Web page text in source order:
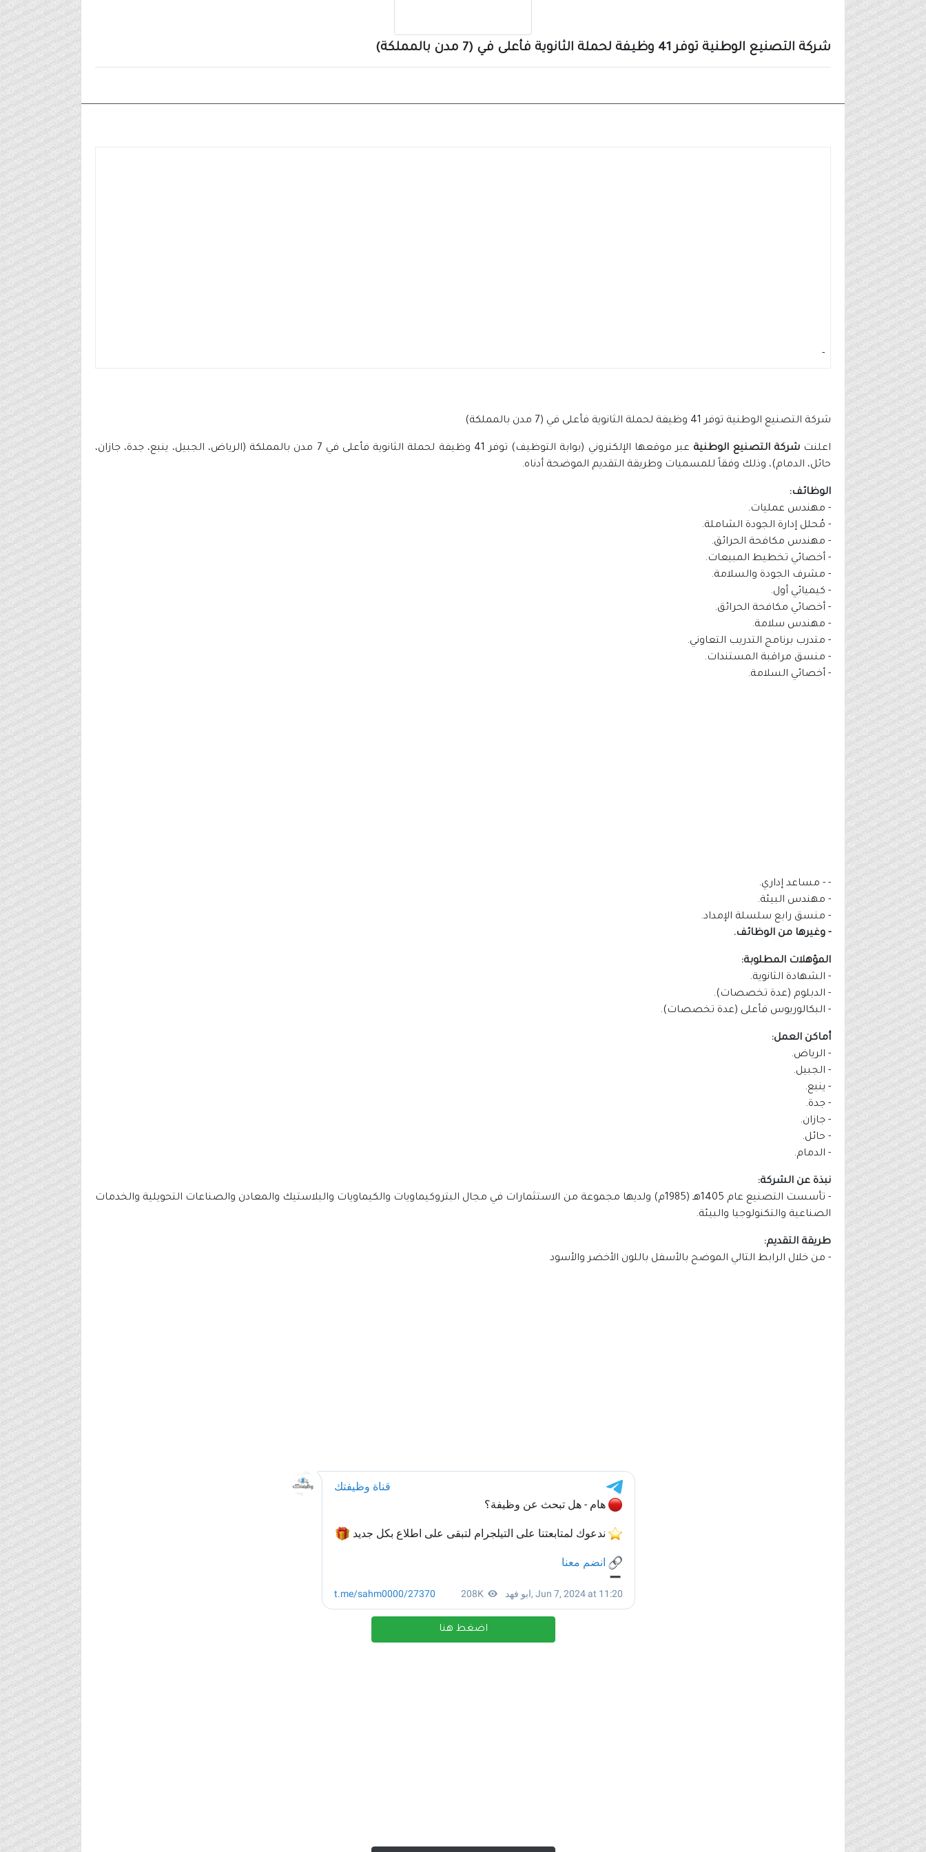
شركة التصنيع الوطنية توفر 41 وظيفة لحملة الثانوية فأعلى في (7 مدن بالمملكة)
-
شركة التصنيع الوطنية توفر 41 وظيفة لحملة الثانوية فأعلى في (7 مدن بالمملكة)
اعلنتشركة التصنيع الوطنية
عبر موقعها الإلكتروني (بوابة التوظيف) توفر 41 وظيفة لحملة الثانوية فأعلى في 7 مدن بالمملكة (الرياض، الجبيل، ينبع، جدة، جازان،
حائل، الدمام)، وذلك وفقاً للمسميات وطريقة التقديم الموضحة أدناه.
الوظائف:
- مهندس عمليات.
- مُحلل إدارة الجودة الشاملة.
- مهندس مكافحة الحرائق.
- أخصائي تخطيط المبيعات.
- مشرف الجودة والسلامة.
- كيميائي أول.
- أخصائي مكافحة الحرائق.
- مهندس سلامة.
- متدرب برنامج التدريب التعاوني.
- منسق مراقبة المستندات.
- أخصائي السلامة.
- - مساعد إداري.
- مهندس البيئة.
- منسق رابع سلسلة الإمداد.
- وغيرها من الوظائف.
المؤهلات المطلوبة:
- الشهادة الثانوية.
- الدبلوم (عدة تخصصات).
- البكالوريوس فأعلى (عدة تخصصات).
أماكن العمل:
- الرياض.
- الجبيل.
- ينبع.
- جدة.
- جازان.
- حائل.
- الدمام.
نبذة عن الشركة:
- تأسست التصنيع عام 1405هـ (1985م) ولديها مجموعة من الاستثمارات في مجال البتروكيماويات والكيماويات والبلاستيك والمعادن والصناعات التحويلية والخدمات
الصناعية والتكنولوجيا والبيئة.
طريقة التقديم:
- من خلال الرابط التالي الموضح بالأسفل باللون الأخضر والأسود
اضغط هنا